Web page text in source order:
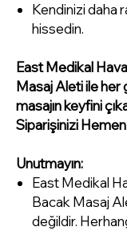
Kendinizi daha
hissedin.
East Medikal Hava
Masaj Aleti ile her
masajın keyfini
Siparişinizi
Unutmayın:
East Medikal
Bacak Masaj
değildir.